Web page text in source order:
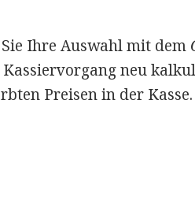
Ihre Auswahl mit dem
Kassiervorgang neu
Preisen in der Kasse.